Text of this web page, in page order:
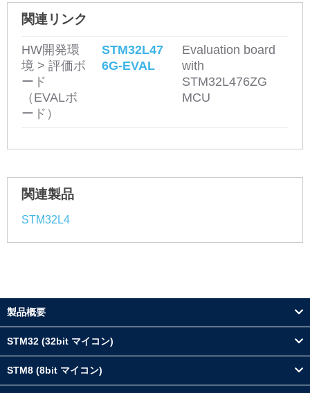
関連リンク
HW開発環
境 > 評価ボ
ード
（EVALボ
ード）
STM32L47
6G-EVAL
Evaluation board
with
STM32L476ZG
MCU
関連製品
STM32L4
製品概要
STM32 (32bit マイコン)
STM8 (8bit マイコン)